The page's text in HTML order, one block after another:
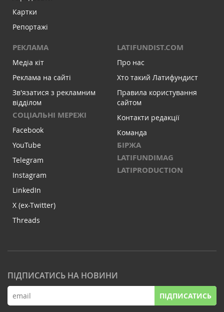
Картки
Репортажі
РЕКЛАМА
Медіа кіт
Реклама на сайті
Зв'язатися з рекламним
відділом
СОЦІАЛЬНІ МЕРЕЖІ
Facebook
YouTube
Telegram
Instagram
LinkedIn
X (ex-Twitter)
Threads
LATIFUNDIST.COM
Про нас
Хто такий Латифундист
Правила користування
сайтом
Контакти редакції
Команда
БІРЖА
LATIFUNDIMAG
LATIPRODUCTION
ПІДПИСАТИСЬ НА НОВИНИ
ПІДПИСАТИСЬ